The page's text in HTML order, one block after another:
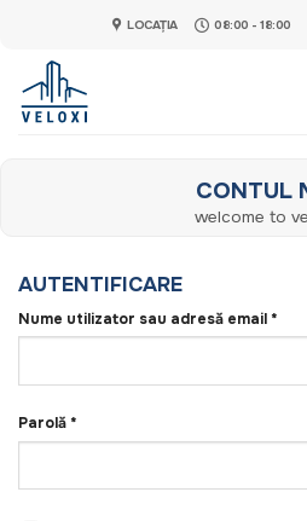
content
LOCAȚIA 08:00 - 18:00
CONTUL
welcome to
AUTENTIFICARE
Nume utilizator sau adresă email *
Parolă *